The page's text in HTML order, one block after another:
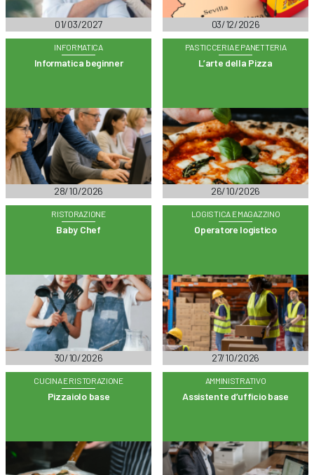
01/03/2027 03/12/2026
INFORMATICA
Informatica beginner
28/10/2026
PASTICCERIA E PANETTERIA
L’arte della Pizza
26/10/2026
RISTORAZIONE
Baby Chef
30/10/2026
LOGISTICA E MAGAZZINO
Operatore logistico
27/10/2026
CUCINA E RISTORAZIONE
Pizzaiolo base
AMMINISTRATIVO
Assistente d’ufficio base